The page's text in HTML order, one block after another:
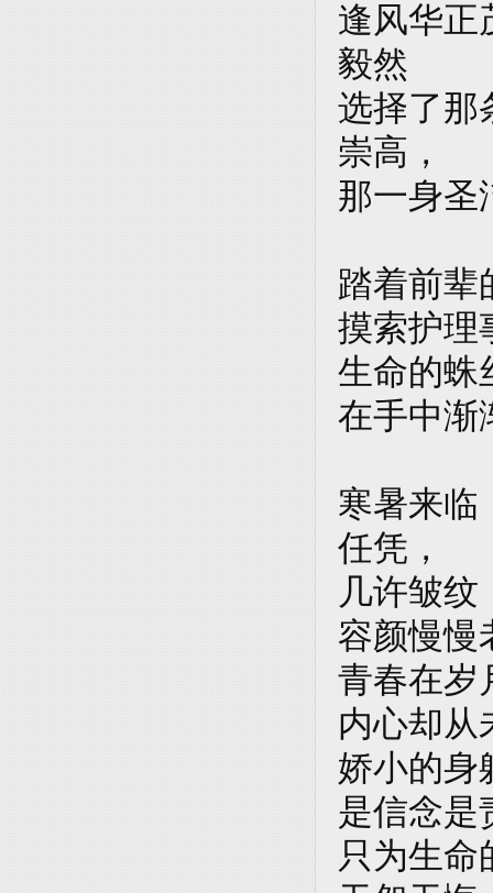
逢风华正
毅然
选择了那
崇高，
那一身圣
踏着前辈
摸索护理
生命的蛛
在手中渐
寒暑来临
任凭，
几许皱纹
容颜慢慢
青春在岁
内心却从
娇小的身
是信念是
只为生命